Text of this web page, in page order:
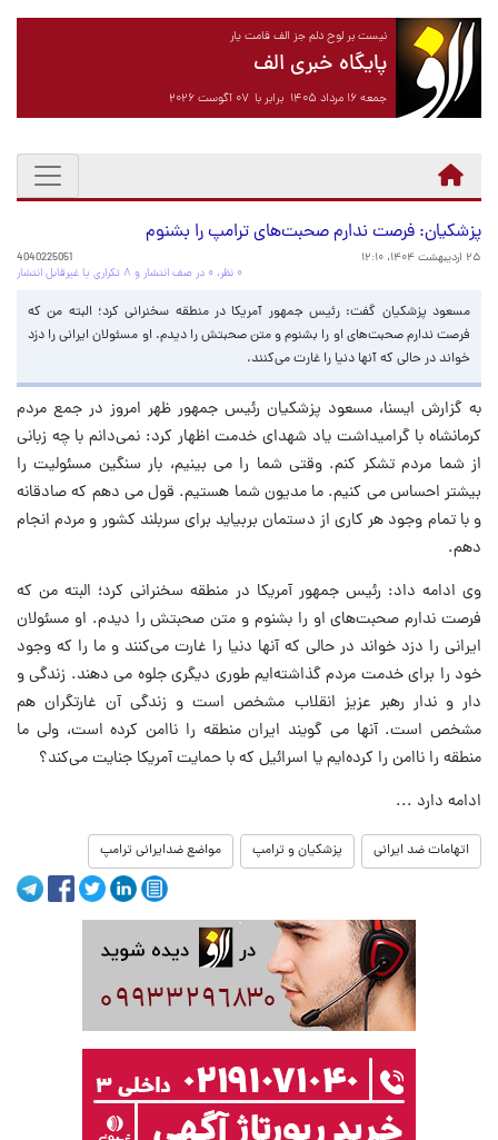
نیست بر لوح دلم جز الف قامت یار
پایگاه خبری الف
جمعه ۱۶ مرداد ۱۴۰۵ برابر با ۰۷ آگوست ۲۰۲۶
پزشکیان: فرصت ندارم صحبت‌های ترامپ را بشنوم
۲۵ اردیبهشت ۱۴۰۴، ۱۲:۱۰
4040225051
۰ نظر، ۰ در صف انتشار و ۸ تکراری یا غیرقابل انتشار
مسعود پزشکیان گفت: رئیس جمهور آمریکا در منطقه سخنرانی کرد؛ البته من که
فرصت ندارم صحبت‌های او را بشنوم و متن صحبتش را دیدم. او مسئولان ایرانی را دزد
خواند در حالی که آنها دنیا را غارت می‌کنند.
به گزارش ایسنا، مسعود پزشکیان رئیس جمهور ظهر امروز در جمع مردم
کرمانشاه با گرامیداشت یاد شهدای خدمت اظهار کرد: نمی‌دانم با چه زبانی
از شما مردم تشکر کنم. وقتی شما را می بینیم، بار سنگین مسئولیت را
بیشتر احساس می کنیم. ما مدیون شما هستیم. قول می دهم که صادقانه
و با تمام وجود هر کاری از دستمان بربیاید برای سربلند کشور و مردم انجام
دهم.
وی ادامه داد: رئیس جمهور آمریکا در منطقه سخنرانی کرد؛ البته من که
فرصت ندارم صحبت‌های او را بشنوم و متن صحبتش را دیدم. او مسئولان
ایرانی را دزد خواند در حالی که آنها دنیا را غارت می‌کنند و ما را که وجود
خود را برای خدمت مردم گذاشته‌ایم طوری دیگری جلوه می دهند. زندگی و
دار و ندار رهبر عزیز انقلاب مشخص است و زندگی آن غارتگران هم
مشخص است. آنها می گویند ایران منطقه را ناامن کرده است، ولی ما
منطقه را ناامن را کرده‌ایم یا اسرائیل که با حمایت آمریکا جنایت می‌کند؟
ادامه دارد ...
اتهامات ضد ایرانی پزشکیان و ترامپ مواضع ضدایرانی ترامپ